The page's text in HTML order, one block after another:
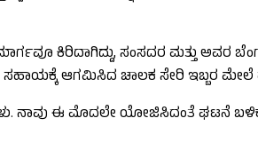
ಕಿರಿದಾಗಿದ್ದು, ಸಂಸದರ ಮತ್ತು ಅವರ
ಆಗಮಿಸಿದ ಚಾಲಕ ಸೇರಿ ಇಬ್ಬರ ಮೇಲೆ
ನಾವು ಈ ಮೊದಲೇ ಯೋಜಿಸಿದಂತೆ ಘಟನೆ